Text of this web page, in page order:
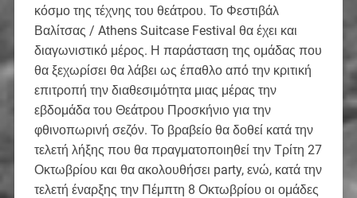
κόσμο της τέχνης του θεάτρου. Το Φεστιβάλ
Βαλίτσας / Athens Suitcase Festival θα έχει και
διαγωνιστικό μέρος. Η παράσταση της ομάδας που
θα ξεχωρίσει θα λάβει ως έπαθλο από την κριτική
επιτροπή την διαθεσιμότητα μιας μέρας την
εβδομάδα του Θεάτρου Προσκήνιο για την
φθινοπωρινή σεζόν. Το βραβείο θα δοθεί κατά την
τελετή λήξης που θα πραγματοποιηθεί την Τρίτη 27
Οκτωβρίου και θα ακολουθήσει party, ενώ, κατά την
τελετή έναρξης την Πέμπτη 8 Οκτωβρίου οι ομάδες